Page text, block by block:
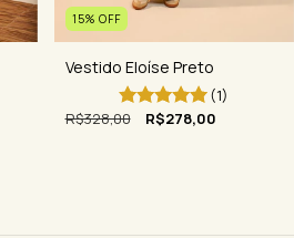
15% OFF
Vestido Eloíse Preto
(1)
R$328,00
R$278,00